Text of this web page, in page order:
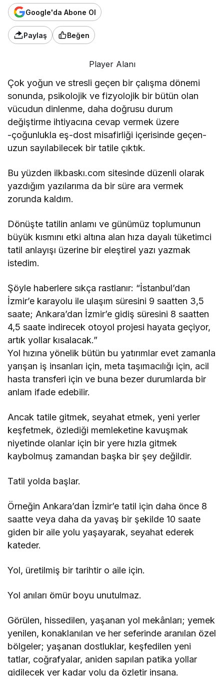
Google'da Abone Ol
Paylaş Beğen
Player Alanı
Çok yoğun ve stresli geçen bir çalışma dönemi
sonunda, psikolojik ve fizyolojik bir bütün olan
vücudun dinlenme, daha doğrusu durum
değiştirme ihtiyacına cevap vermek üzere
-çoğunlukla eş-dost misafirliği içerisinde geçen-
uzun sayılabilecek bir tatile çıktık.
Bu yüzden ilkbaskı.com sitesinde düzenli olarak
yazdığım yazılarıma da bir süre ara vermek
zorunda kaldım.
Dönüşte tatilin anlamı ve günümüz toplumunun
büyük kısmını etki altına alan hıza dayalı tüketimci
tatil anlayışı üzerine bir eleştirel yazı yazmak
istedim.
Şöyle haberlere sıkça rastlanır: “İstanbul’dan
İzmir’e karayolu ile ulaşım süresini 9 saatten 3,5
saate; Ankara’dan İzmir’e gidiş süresini 8 saatten
4,5 saate indirecek otoyol projesi hayata geçiyor,
artık yollar kısalacak.”
Yol hızına yönelik bütün bu yatırımlar evet zamanla
yarışan iş insanları için, meta taşımacılığı için, acil
hasta transferi için ve buna bezer durumlarda bir
anlam ifade edebilir.
Ancak tatile gitmek, seyahat etmek, yeni yerler
keşfetmek, özlediği memleketine kavuşmak
niyetinde olanlar için bir yere hızla gitmek
kaybolmuş zamandan başka bir şey değildir.
Tatil yolda başlar.
Örneğin Ankara’dan İzmir’e tatil için daha önce 8
saatte veya daha da yavaş bir şekilde 10 saate
giden bir aile yolu yaşayarak, seyahat ederek
kateder.
Yol, üretilmiş bir tarihtir o aile için.
Yol anıları ömür boyu unutulmaz.
Görülen, hissedilen, yaşanan yol mekânları; yemek
yenilen, konaklanılan ve her seferinde aranılan özel
bölgeler; yaşanan dostluklar, keşfedilen yeni
tatlar, coğrafyalar, aniden sapılan patika yollar
gidilecek yer kadar yolu da özletir insana.